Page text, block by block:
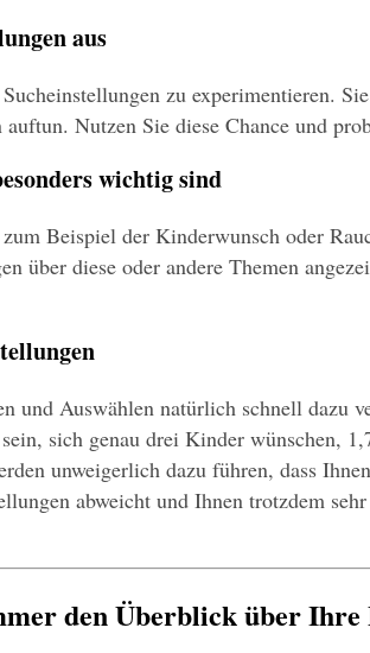
aus
zu experimentieren.
Nutzen Sie diese Chance und
wichtig sind
Beispiel der Kinderwunsch oder
über diese oder andere Themen
und Auswählen natürlich schnell dazu
sich genau drei Kinder wünschen,
unweigerlich dazu führen, dass
abweicht und Ihnen trotzdem
den Überblick über